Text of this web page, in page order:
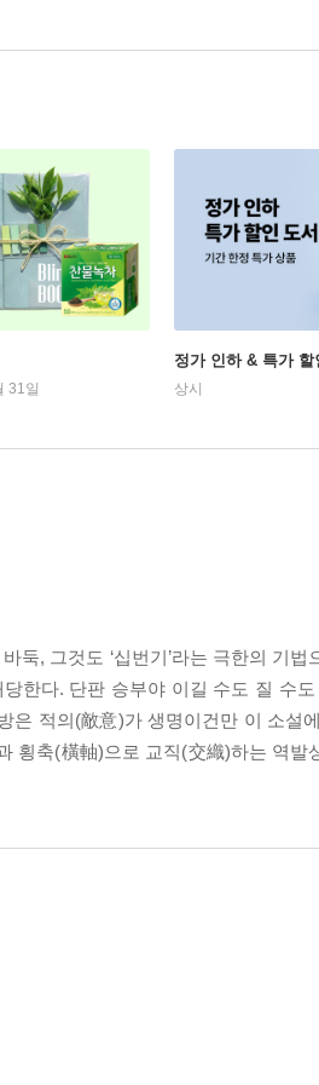
31일
정가 인하 & 특가 할
상시
, 그것도 ‘십번기’라는 극한의 기
당한다. 단판 승부야 이길 수도 질 수
적의(敵意)가 생명이건만 이 소설
횡축(橫軸)으로 교직(交織)하는 역발